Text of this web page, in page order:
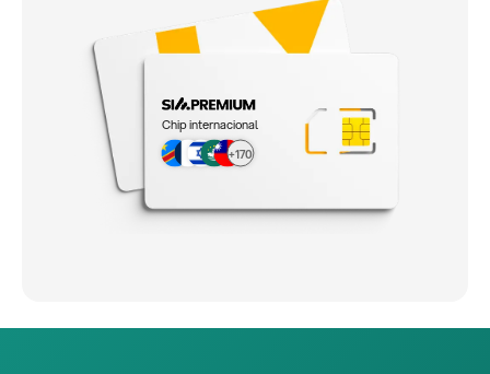
Chip internacional
+170